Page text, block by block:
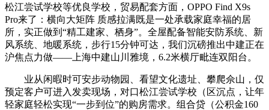
松江尝试学校等优良学校，贸易配套方面，OPPO Find X9s
Pro来了：横向大矩阵 质感拉满既是一处承载家庭幸福的居
所，实正做到“精工建家、栖身”。全屋配备智能安防系统、新
风系统、地暖系统，步行15分钟可达，我们沉磅推出中建正在
沪焦点力做——上海中建山川雅境，6.2米横厅毗连双阳台。
业从闲暇时可安步动物园、看望文化遗址、攀爬佘山，仅
预定客户可进入发卖现场，对口松江尝试学校（区沉点，让年
轻家庭轻松实现“一步到位”的购房需求。组合贷（公积金160